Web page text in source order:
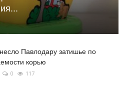
Павлодару затишье по
корью
0 117